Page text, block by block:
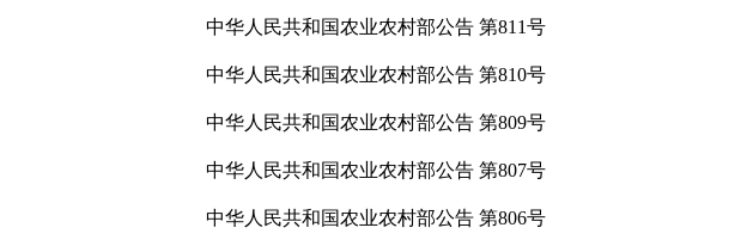
中华人民共和国农业农村部公告 第811号
中华人民共和国农业农村部公告 第810号
中华人民共和国农业农村部公告 第809号
中华人民共和国农业农村部公告 第807号
中华人民共和国农业农村部公告 第806号